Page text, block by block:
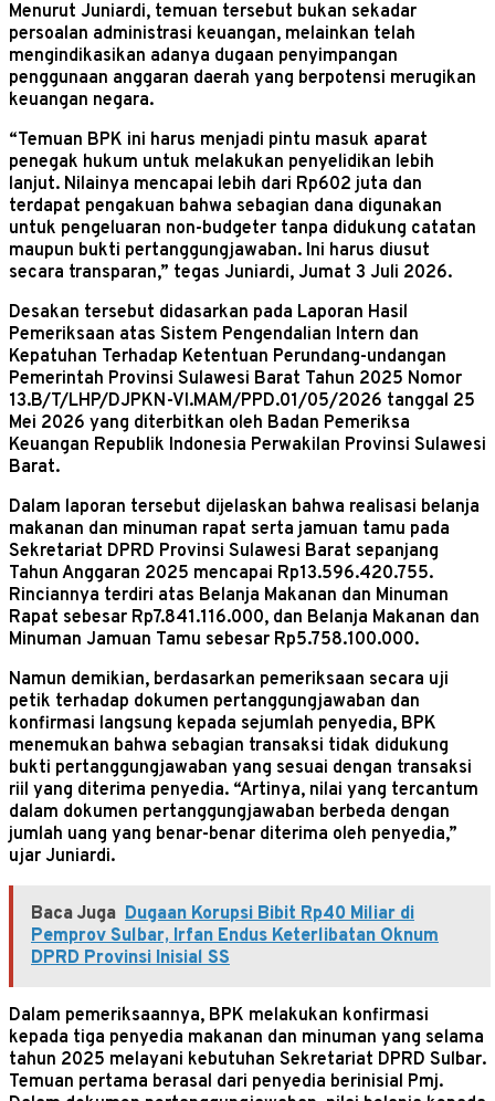
Menurut Juniardi, temuan tersebut bukan sekadar
persoalan administrasi keuangan, melainkan telah
mengindikasikan adanya dugaan penyimpangan
penggunaan anggaran daerah yang berpotensi merugikan
keuangan negara.
“Temuan BPK ini harus menjadi pintu masuk aparat
penegak hukum untuk melakukan penyelidikan lebih
lanjut. Nilainya mencapai lebih dari Rp602 juta dan
terdapat pengakuan bahwa sebagian dana digunakan
untuk pengeluaran non-budgeter tanpa didukung catatan
maupun bukti pertanggungjawaban. Ini harus diusut
secara transparan,” tegas Juniardi, Jumat 3 Juli 2026.
Desakan tersebut didasarkan pada Laporan Hasil
Pemeriksaan atas Sistem Pengendalian Intern dan
Kepatuhan Terhadap Ketentuan Perundang-undangan
Pemerintah Provinsi Sulawesi Barat Tahun 2025 Nomor
13.B/T/LHP/DJPKN-VI.MAM/PPD.01/05/2026 tanggal 25
Mei 2026 yang diterbitkan oleh Badan Pemeriksa
Keuangan Republik Indonesia Perwakilan Provinsi Sulawesi
Barat.
Dalam laporan tersebut dijelaskan bahwa realisasi belanja
makanan dan minuman rapat serta jamuan tamu pada
Sekretariat DPRD Provinsi Sulawesi Barat sepanjang
Tahun Anggaran 2025 mencapai Rp13.596.420.755.
Rinciannya terdiri atas Belanja Makanan dan Minuman
Rapat sebesar Rp7.841.116.000, dan Belanja Makanan dan
Minuman Jamuan Tamu sebesar Rp5.758.100.000.
Namun demikian, berdasarkan pemeriksaan secara uji
petik terhadap dokumen pertanggungjawaban dan
konfirmasi langsung kepada sejumlah penyedia, BPK
menemukan bahwa sebagian transaksi tidak didukung
bukti pertanggungjawaban yang sesuai dengan transaksi
riil yang diterima penyedia. “Artinya, nilai yang tercantum
dalam dokumen pertanggungjawaban berbeda dengan
jumlah uang yang benar-benar diterima oleh penyedia,”
ujar Juniardi.
Baca Juga Dugaan Korupsi Bibit Rp40 Miliar di
Pemprov Sulbar, Irfan Endus Keterlibatan Oknum
DPRD Provinsi Inisial SS
Dalam pemeriksaannya, BPK melakukan konfirmasi
kepada tiga penyedia makanan dan minuman yang selama
tahun 2025 melayani kebutuhan Sekretariat DPRD Sulbar.
Temuan pertama berasal dari penyedia berinisial Pmj.